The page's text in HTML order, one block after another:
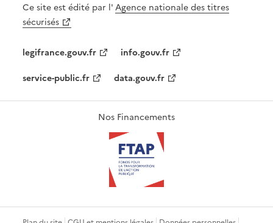
Ce site est édité par l'Agence nationale des titres
sécurisés
legifrance.gouv.fr
info.gouv.fr
service-public.fr
data.gouv.fr
Nos Financements